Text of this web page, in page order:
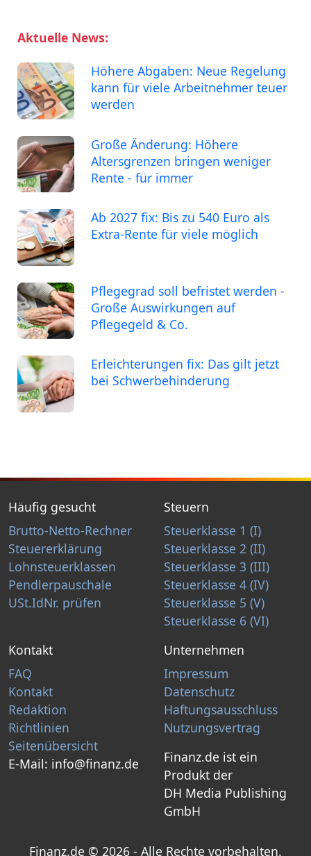
Aktuelle News:
Höhere Abgaben: Neue Regelung
kann für viele Arbeitnehmer teuer
werden
Große Änderung: Höhere
Altersgrenzen bringen weniger
Rente - für immer
Ab 2027 fix: Bis zu 540 Euro als
Extra-Rente für viele möglich
Pflegegrad soll befristet werden -
Große Auswirkungen auf
Pflegegeld & Co.
Erleichterungen fix: Das gilt jetzt
bei Schwerbehinderung
Häufig gesucht
Brutto-Netto-Rechner
Steuererklärung
Lohnsteuerklassen
Pendlerpauschale
USt.IdNr. prüfen
Steuern
Steuerklasse 1 (I)
Steuerklasse 2 (II)
Steuerklasse 3 (III)
Steuerklasse 4 (IV)
Steuerklasse 5 (V)
Steuerklasse 6 (VI)
Kontakt
FAQ
Kontakt
Redaktion
Richtlinien
Seitenübersicht
E-Mail: info@finanz.de
Unternehmen
Impressum
Datenschutz
Haftungsausschluss
Nutzungsvertrag
Finanz.de ist ein
Produkt der
DH Media Publishing
GmbH
Finanz.de © 2026 - Alle Rechte vorbehalten.